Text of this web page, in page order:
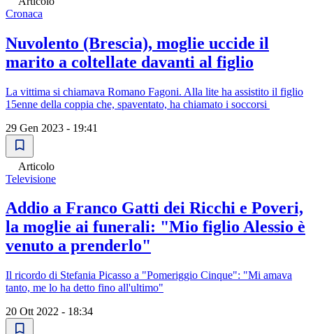
Cronaca
Nuvolento (Brescia), moglie uccide il
marito a coltellate davanti al figlio
La vittima si chiamava Romano Fagoni. Alla lite ha assistito il figlio
15enne della coppia che, spaventato, ha chiamato i soccorsi
29 Gen 2023 - 19:41
Articolo
Televisione
Addio a Franco Gatti dei Ricchi e Poveri,
la moglie ai funerali: "Mio figlio Alessio è
venuto a prenderlo"
Il ricordo di Stefania Picasso a "Pomeriggio Cinque": "Mi amava
tanto, me lo ha detto fino all'ultimo"
20 Ott 2022 - 18:34